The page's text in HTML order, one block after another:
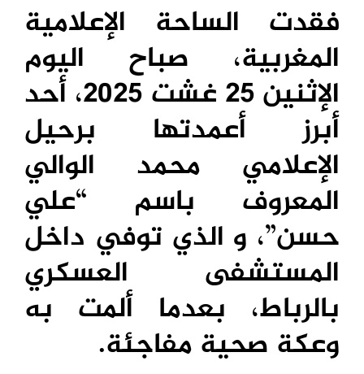
فقدت الساحة الإعلامية
المغربية، صباح اليوم
الإثنين 25 غشت 2025، أحد
أبرز أعمدتها برحيل
الإعلامي محمد الوالي
المعروف باسم “علي
حسن”، و الذي توفي داخل
المستشفى العسكري
بالرباط، بعدما ألمت به
وعكة صحية مفاجئة.